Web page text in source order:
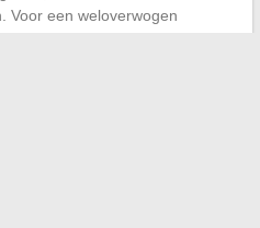
Voor een weloverwogen